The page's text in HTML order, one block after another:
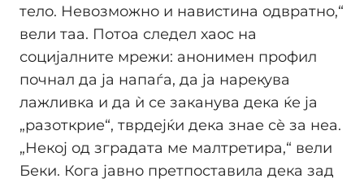
тело. Невозможно и навистина одвратно,“
вели таа. Потоа следел хаос на
социјалните мрежи: анонимен профил
почнал да ја напаѓа, да ја нарекува
лажливка и да ѝ се заканува дека ќе ја
„разоткрие“, тврдејќи дека знае сè за неа.
„Некој од зградата ме малтретира,“ вели
Беки. Кога јавно претпоставила дека зад